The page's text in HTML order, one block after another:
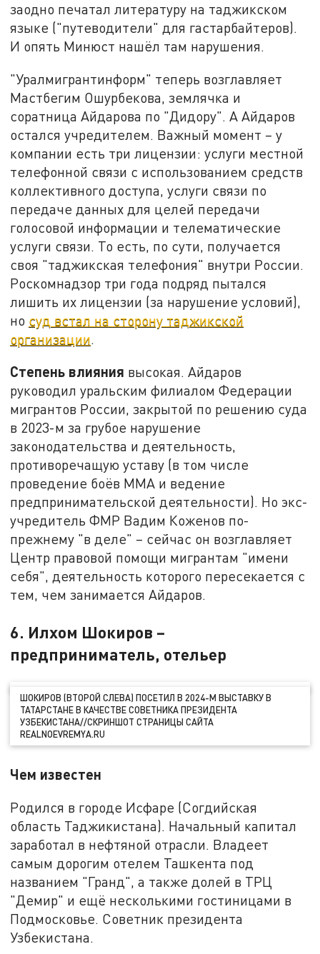
заодно печатал литературу на таджикском
языке ("путеводители" для гастарбайтеров).
И опять Минюст нашёл там нарушения.
"Уралмигрантинформ" теперь возглавляет
Мастбегим Ошурбекова, землячка и
соратница Айдарова по "Дидору". А Айдаров
остался учредителем. Важный момент – у
компании есть три лицензии: услуги местной
телефонной связи с использованием средств
коллективного доступа, услуги связи по
передаче данных для целей передачи
голосовой информации и телематические
услуги связи. То есть, по сути, получается
своя "таджикская телефония" внутри России.
Роскомнадзор три года подряд пытался
лишить их лицензии (за нарушение условий),
но суд встал на сторону таджикской
организации.
Степень влияния высокая. Айдаров
руководил уральским филиалом Федерации
мигрантов России, закрытой по решению суда
в 2023-м за грубое нарушение
законодательства и деятельность,
противоречащую уставу (в том числе
проведение боёв ММА и ведение
предпринимательской деятельности). Но экс-
учредитель ФМР Вадим Коженов по-
прежнему "в деле" – сейчас он возглавляет
Центр правовой помощи мигрантам "имени
себя", деятельность которого пересекается с
тем, чем занимается Айдаров.
6. Илхом Шокиров –
предприниматель, отельер
ШОКИРОВ (ВТОРОЙ СЛЕВА) ПОСЕТИЛ В 2024-М ВЫСТАВКУ В
ТАТАРСТАНЕ В КАЧЕСТВЕ СОВЕТНИКА ПРЕЗИДЕНТА
УЗБЕКИСТАНА//СКРИНШОТ СТРАНИЦЫ САЙТА
REALNOEVREMYA.RU
Чем известен
Родился в городе Исфаре (Согдийская
область Таджикистана). Начальный капитал
заработал в нефтяной отрасли. Владеет
самым дорогим отелем Ташкента под
названием "Гранд", а также долей в ТРЦ
"Демир" и ещё несколькими гостиницами в
Подмосковье. Советник президента
Узбекистана.